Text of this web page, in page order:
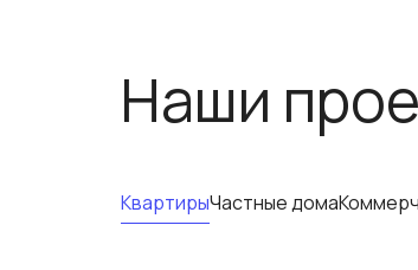
Наши
КвартирыЧастные дома